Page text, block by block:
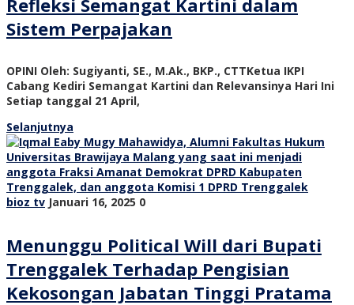
Refleksi Semangat Kartini dalam
Sistem Perpajakan
OPINI Oleh: Sugiyanti, SE., M.Ak., BKP., CTTKetua IKPI
Cabang Kediri Semangat Kartini dan Relevansinya Hari Ini
Setiap tanggal 21 April,
Selanjutnya
bioz tv Januari 16, 2025 0
Menunggu Political Will dari Bupati
Trenggalek Terhadap Pengisian
Kekosongan Jabatan Tinggi Pratama